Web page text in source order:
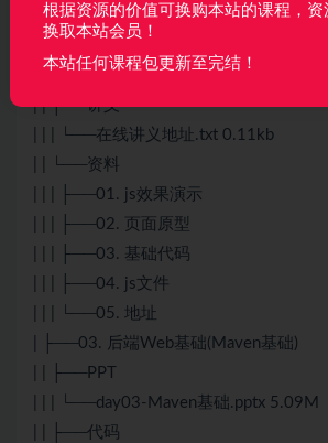
| | | └──day02-Vue3基础.pptx 7.14M
| | | └──JS-Vue
| | ├──讲义
| | | └──在线讲义地址.txt 0.11kb
| | └──资料
| | | ├──01. js效果演示
| | | ├──02. 页面原型
| | | ├──03. 基础代码
| | | ├──04. js文件
| | | └──05. 地址
| ├──03. 后端Web基础(Maven基础)
| | ├──PPT
| | | └──day03-Maven基础.pptx 5.09M
| | ├──代码
根据资源的价值可换购本站的课程，资
换取本站会员！
本站任何课程包更新至完结！